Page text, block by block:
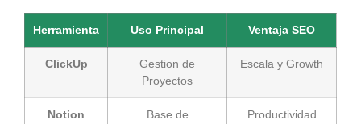
Herramienta Uso Principal Ventaja SEO
ClickUp
Gestion de
Proyectos
Escala y Growth
Notion
Base de
Productividad